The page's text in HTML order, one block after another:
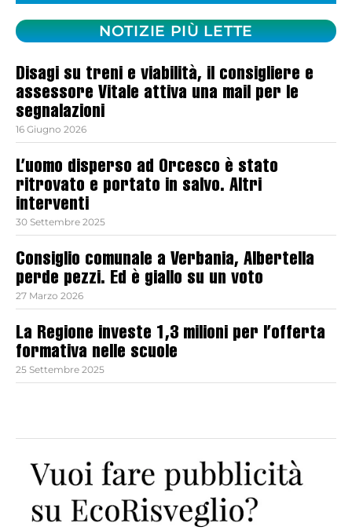
NOTIZIE PIÙ LETTE
Disagi su treni e viabilità, il consigliere e
assessore Vitale attiva una mail per le
segnalazioni
16 Giugno 2026
L’uomo disperso ad Orcesco è stato
ritrovato e portato in salvo. Altri
interventi
30 Settembre 2025
Consiglio comunale a Verbania, Albertella
perde pezzi. Ed è giallo su un voto
27 Marzo 2026
La Regione investe 1,3 milioni per l’offerta
formativa nelle scuole
25 Settembre 2025